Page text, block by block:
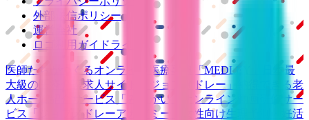
外部送信ポリシー
運営会社
ロゴ利用ガイドライン
医師たちがつくるオンライン医療事典 「MEDLEY」
日本最
大級の 医療介護求人サイト 「ジョブメドレー」 納得できる老
人ホーム紹介サービス
「みんかい」 オンライン
動画研修サー
ビス
「ジョブメドレーアカデミー」 女性向け生理予測・妊活